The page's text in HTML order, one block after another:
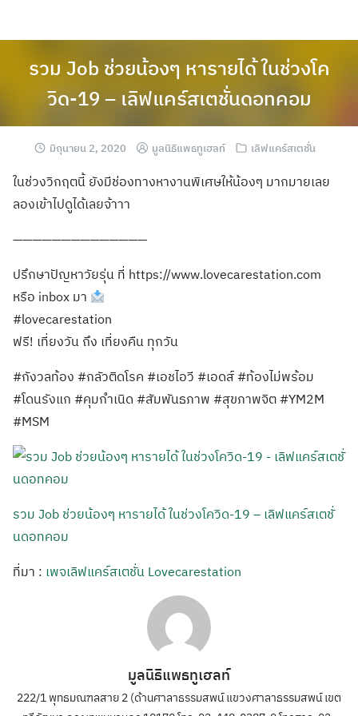
รวม Job ช่วยน้องๆ หารายได้ ในช่วงโค
วิด-19 – เลิฟแคร์สเตชั่นดอทคอม
มิถุนายน 2, 2020 มูลนิธิแพธทูเฮลท์ เลิฟแคร์สเตชั่น
ในช่วงวิกฤตนี้ ยังมีช่องทางหางานพิเศษให้น้องๆ มากมายเลย
ลองเข้าไปดูได้เลยจ้าาา
——————————————
ปรึกษาปัญหาวัยรุ่น ที่ https://www.lovecarestation.com
หรือ inbox มา
#lovecarestation
ฟรี! เที่ยงวัน ถึง เที่ยงคืน ทุกวัน
#กังวลท้อง #กลัวติดโรค #เอชไอวี #เอดส์ #ท้องไม่พร้อม
#โดนรังแก #คุมกำเนิด #สัมพันธภาพ #สุขภาพจิต #YM2M
#MSM
รวม Job ช่วยน้องๆ หารายได้ ในช่วงโควิด-19 – เลิฟแคร์สเตชั่
นดอทคอม
ที่มา : เพจเลิฟแคร์สเตชั่น Lovecarestation
มูลนิธิแพธทูเฮลท์
222/1 พุทธมณฑลสาย 2 (ด้านศาลาธรรมสพน์ แขวงศาลาธรรมสพน์ เขต